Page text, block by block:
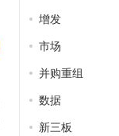
增发
市场
并购重组
数据
新三板